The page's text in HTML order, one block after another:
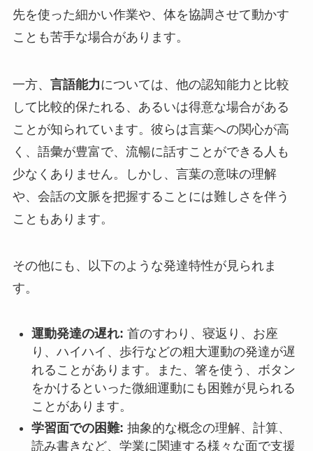
先を使った細かい作業や、体を協調させて動かす
ことも苦手な場合があります。
一方、 言語能力については、他の認知能力と比較
して比較的保たれる、あるいは得意な場合がある
ことが知られています。彼らは言葉への関心が高
く、語彙が豊富で、流暢に話すことができる人も
少なくありません。しかし、言葉の意味の理解
や、会話の文脈を把握することには難しさを伴う
こともあります。
その他にも、以下のような発達特性が見られま
す。
運動発達の遅れ: 首のすわり、寝返り、お座
り、ハイハイ、歩行などの粗大運動の発達が遅
れることがあります。また、箸を使う、ボタン
をかけるといった微細運動にも困難が見られる
ことがあります。
学習面での困難: 抽象的な概念の理解、計算、
読み書きなど、学業に関連する様々な面で支援